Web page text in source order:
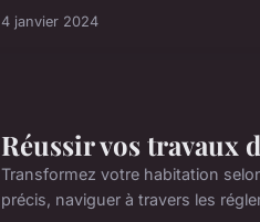
4 janvier 2024
Réussir vos travaux
Transformez votre habitation
précis, naviguer à travers les